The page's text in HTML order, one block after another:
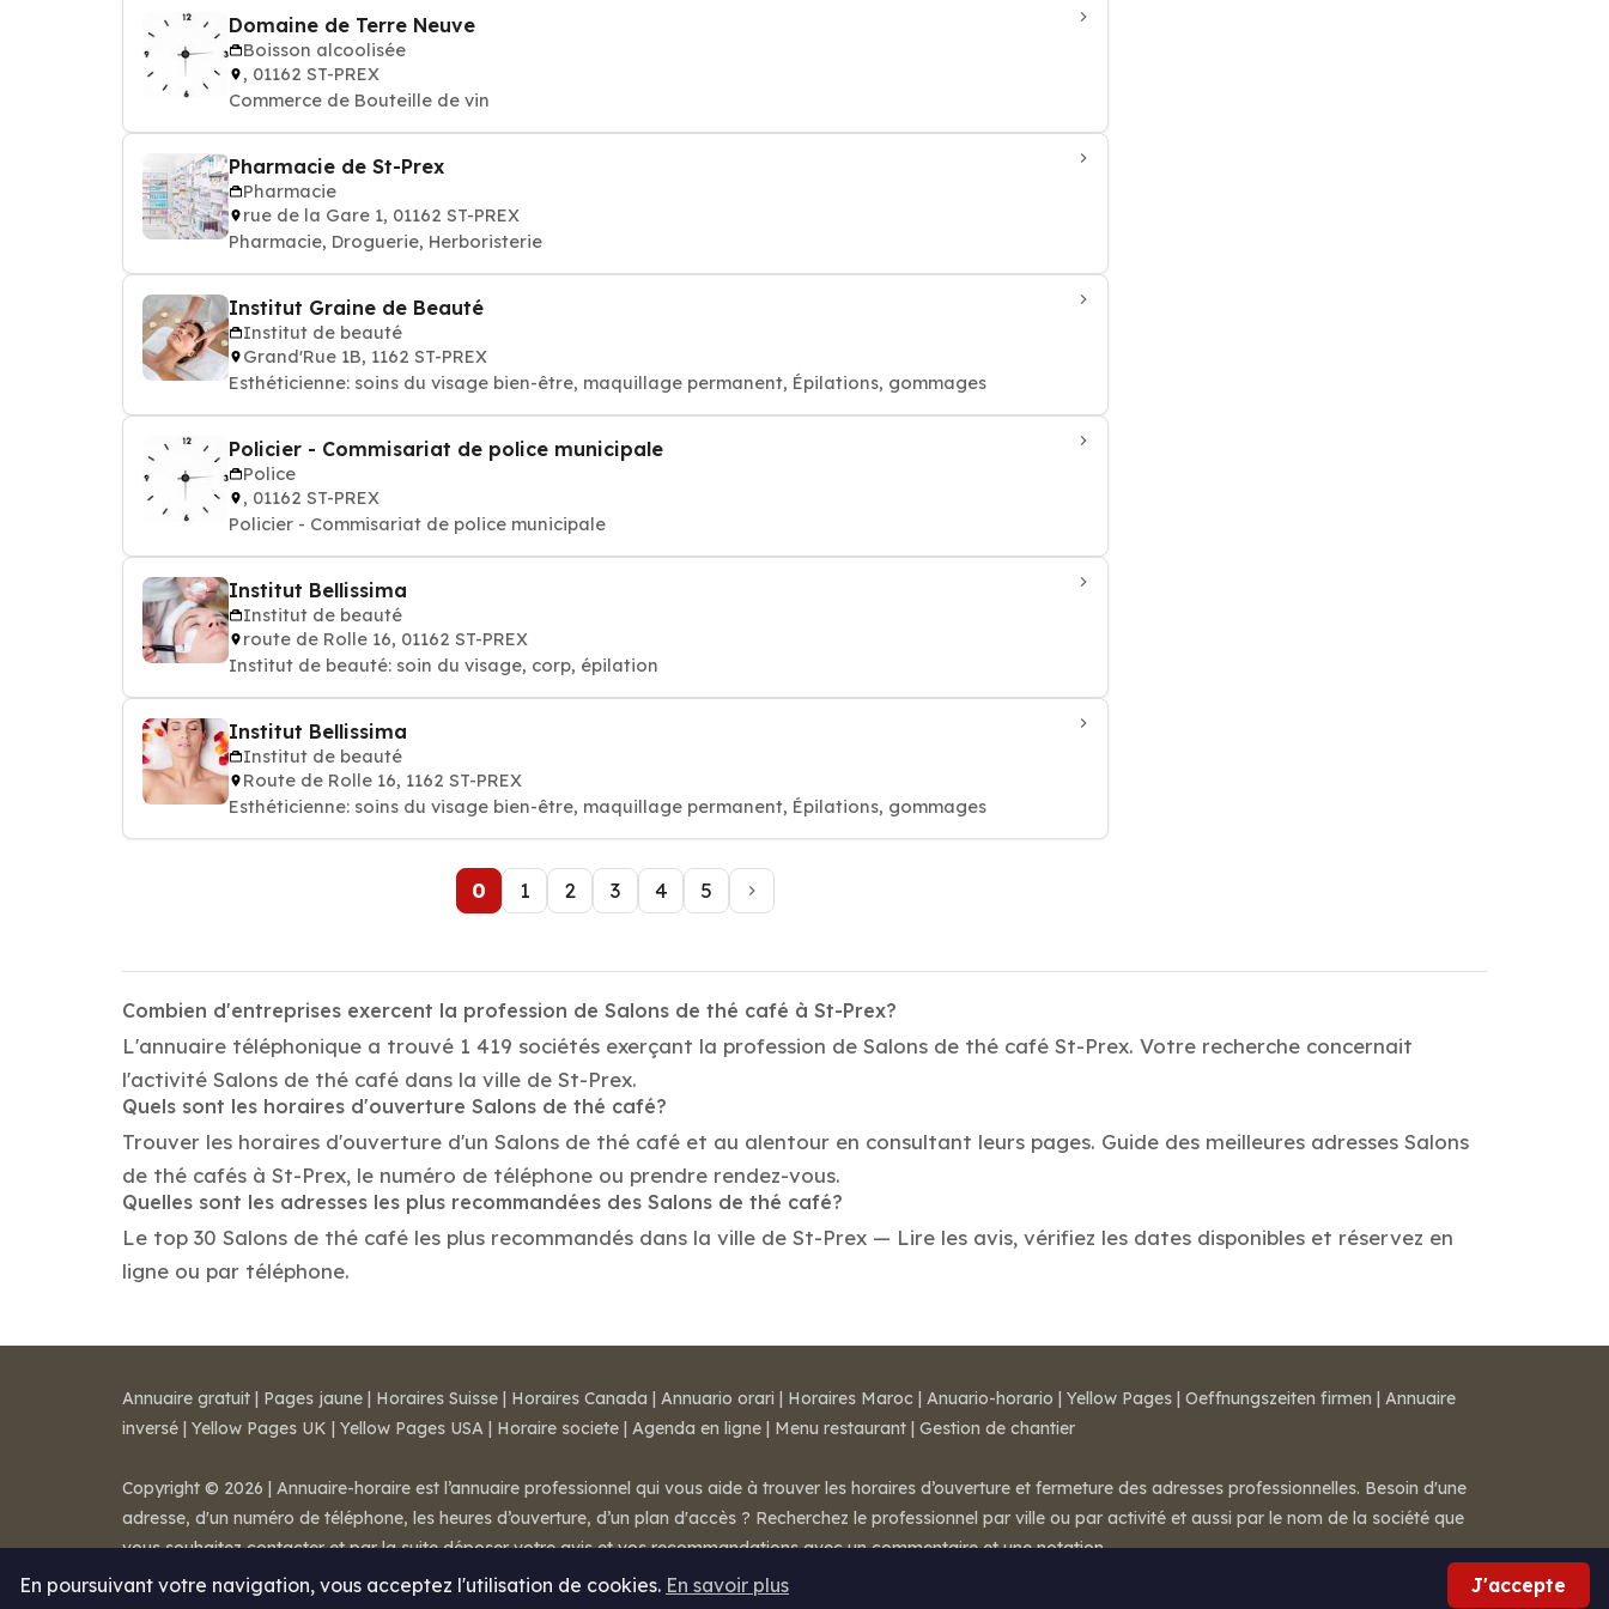
Domaine de Terre Neuve
Boisson alcoolisée
, 01162 ST-PREX
Commerce de Bouteille de vin
Pharmacie de St-Prex
Pharmacie
rue de la Gare 1, 01162 ST-PREX
Pharmacie, Droguerie, Herboristerie
Institut Graine de Beauté
Institut de beauté
Grand'Rue 1B, 1162 ST-PREX
Esthéticienne: soins du visage bien-être, maquillage permanent, Épilations, gommages
Policier - Commisariat de police municipale
Police
, 01162 ST-PREX
Policier - Commisariat de police municipale
Institut Bellissima
Institut de beauté
route de Rolle 16, 01162 ST-PREX
Institut de beauté: soin du visage, corp, épilation
Institut Bellissima
Institut de beauté
Route de Rolle 16, 1162 ST-PREX
Esthéticienne: soins du visage bien-être, maquillage permanent, Épilations, gommages
0 1 2 3 4 5
Combien d'entreprises exercent la profession de Salons de thé café à St-Prex?
L'annuaire téléphonique a trouvé 1 419 sociétés exerçant la profession de Salons de thé café St-Prex. Votre recherche concernait
l'activité Salons de thé café dans la ville de St-Prex.
Quels sont les horaires d'ouverture Salons de thé café?
Trouver les horaires d'ouverture d'un Salons de thé café et au alentour en consultant leurs pages. Guide des meilleures adresses Salons
de thé cafés à St-Prex, le numéro de téléphone ou prendre rendez-vous.
Quelles sont les adresses les plus recommandées des Salons de thé café?
Le top 30 Salons de thé café les plus recommandés dans la ville de St-Prex — Lire les avis, vérifiez les dates disponibles et réservez en
ligne ou par téléphone.
En poursuivant votre navigation, vous acceptez l'utilisation de cookies. En savoir plus J'accepte
Annuaire gratuit | Pages jaune | Horaires Suisse | Horaires Canada | Annuario orari | Horaires Maroc | Anuario-horario | Yellow Pages | Oeffnungszeiten firmen | Annuaire
inversé | Yellow Pages UK | Yellow Pages USA | Horaire societe | Agenda en ligne | Menu restaurant | Gestion de chantier
Copyright © 2026 | Annuaire-horaire est l’annuaire professionnel qui vous aide à trouver les horaires d’ouverture et fermeture des adresses professionnelles. Besoin d'une
adresse, d'un numéro de téléphone, les heures d’ouverture, d’un plan d'accès ? Recherchez le professionnel par ville ou par activité et aussi par le nom de la société que
vous souhaitez contacter et par la suite déposer votre avis et vos recommandations avec un commentaire et une notation.
Mentions légales-Conditions de ventes- Contact